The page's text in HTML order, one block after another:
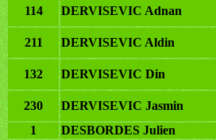
114 DERVISEVIC Adnan
211 DERVISEVIC Aldin
132 DERVISEVIC Din
230 DERVISEVIC Jasmin
1
DESBORDES Julien